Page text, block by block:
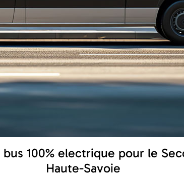
100% electrique pour le
Haute-Savoie